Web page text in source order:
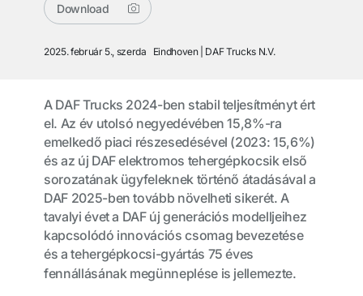
Download
2025. február 5., szerda Eindhoven DAF Trucks N.V.
A DAF Trucks 2024-ben stabil teljesítményt ért
el. Az év utolsó negyedévében 15,8%-ra
emelkedő piaci részesedésével (2023: 15,6%)
és az új DAF elektromos tehergépkocsik első
sorozatának ügyfeleknek történő átadásával a
DAF 2025-ben tovább növelheti sikerét. A
tavalyi évet a DAF új generációs modelljeihez
kapcsolódó innovációs csomag bevezetése
és a tehergépkocsi-gyártás 75 éves
fennállásának megünneplése is jellemezte.